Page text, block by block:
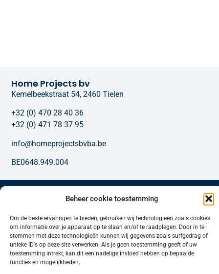
Beheer cookie toestemming
Om de beste ervaringen te bieden, gebruiken wij technologieën zoals cookies
om informatie over je apparaat op te slaan en/of te raadplegen. Door in te
stemmen met deze technologieën kunnen wij gegevens zoals surfgedrag of
unieke ID's op deze site verwerken. Als je geen toestemming geeft of uw
toestemming intrekt, kan dit een nadelige invloed hebben op bepaalde
functies en mogelijkheden.
Home Projects bv
Kemelbeekstraat 54, 2460 Tielen
+32 (0) 470 28 40 36
+32 (0) 471 78 37 95
info@homeprojectsbvba.be
BE0648.949.004
Onze diensten